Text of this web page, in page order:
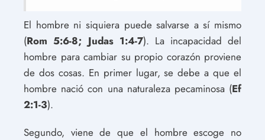
El hombre ni siquiera puede salvarse a sí mismo
(Rom 5:6-8; Judas 1:4-7). La incapacidad del
hombre para cambiar su propio corazón proviene
de dos cosas. En primer lugar, se debe a que el
hombre nació con una naturaleza pecaminosa (Ef
2:1-3).
Segundo, viene de que el hombre escoge no